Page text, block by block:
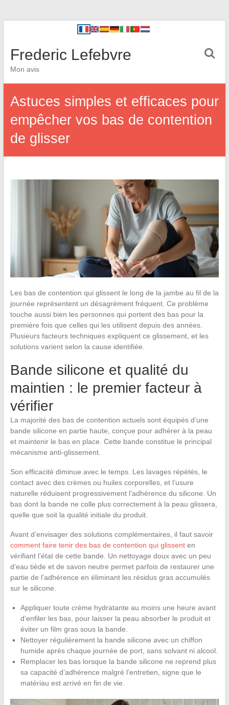
Frederic Lefebvre
Mon avis
Astuces simples et efficaces pour
empêcher vos bas de contention
de glisser
Les bas de contention qui glissent le long de la jambe au fil de la
journée représentent un désagrément fréquent. Ce problème
touche aussi bien les personnes qui portent des bas pour la
première fois que celles qui les utilisent depuis des années.
Plusieurs facteurs techniques expliquent ce glissement, et les
solutions varient selon la cause identifiée.
Bande silicone et qualité du
maintien : le premier facteur à
vérifier
La majorité des bas de contention actuels sont équipés d’une
bande silicone en partie haute, conçue pour adhérer à la peau
et maintenir le bas en place. Cette bande constitue le principal
mécanisme anti-glissement.
Son efficacité diminue avec le temps. Les lavages répétés, le
contact avec des crèmes ou huiles corporelles, et l’usure
naturelle réduisent progressivement l’adhérence du silicone. Un
bas dont la bande ne colle plus correctement à la peau glissera,
quelle que soit la qualité initiale du produit.
Avant d’envisager des solutions complémentaires, il faut savoir
comment faire tenir des bas de contention qui glissenten
vérifiant l’état de cette bande. Un nettoyage doux avec un peu
d’eau tiède et de savon neutre permet parfois de restaurer une
partie de l’adhérence en éliminant les résidus gras accumulés
sur le silicone.
Appliquer toute crème hydratante au moins une heure avant
d’enfiler les bas, pour laisser la peau absorber le produit et
éviter un film gras sous la bande.
Nettoyer régulièrement la bande silicone avec un chiffon
humide après chaque journée de port, sans solvant ni alcool.
Remplacer les bas lorsque la bande silicone ne reprend plus
sa capacité d’adhérence malgré l’entretien, signe que le
matériau est arrivé en fin de vie.